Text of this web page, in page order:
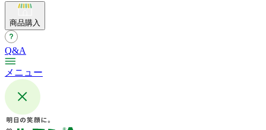
商品購入
Q&A
メニュー